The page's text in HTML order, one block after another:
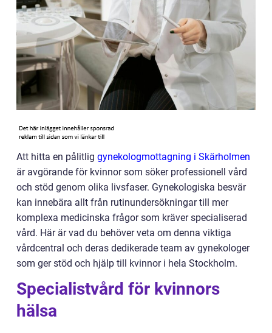
Att hitta en pålitlig gynekologmottagning i Skärholmen
är avgörande för kvinnor som söker professionell vård
och stöd genom olika livsfaser. Gynekologiska besvär
kan innebära allt från rutinundersökningar till mer
komplexa medicinska frågor som kräver specialiserad
vård. Här är vad du behöver veta om denna viktiga
vårdcentral och deras dedikerade team av gynekologer
som ger stöd och hjälp till kvinnor i hela Stockholm.
Specialistvård för kvinnors
hälsa